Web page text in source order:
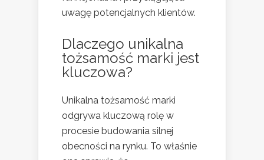
uwagę potencjalnych klientów.
Dlaczego unikalna
tożsamość marki jest
kluczowa?
Unikalna tożsamość marki
odgrywa kluczową rolę w
procesie budowania silnej
obecności na rynku. To właśnie